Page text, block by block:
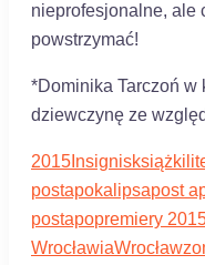
nieprofesjonalne, ale
powstrzymać!
*Dominika Tarczoń w
dziewczynę ze
2015 Insignisksiążki
postapokalipsapost
postapopremiery
WrocławiaWrocław